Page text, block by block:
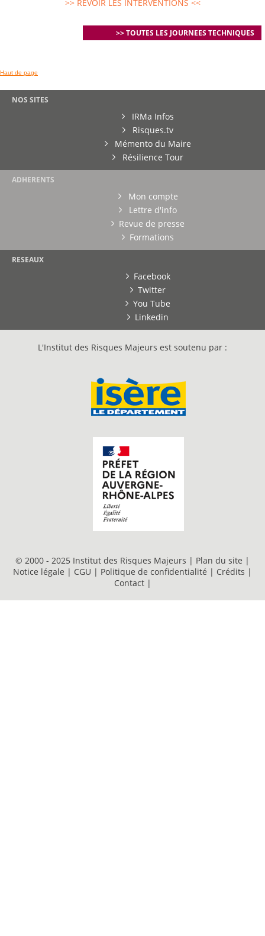
>> REVOIR LES INTERVENTIONS <<
>> TOUTES LES JOURNEES TECHNIQUES
Haut de page
NOS SITES
IRMa Infos
Risques.tv
Mémento du Maire
Résilience Tour
ADHERENTS
Mon compte
Lettre d'info
Revue de presse
Formations
RESEAUX
Facebook
Twitter
You Tube
Linkedin
L'Institut des Risques Majeurs est soutenu par :
© 2000 - 2025 Institut des Risques Majeurs | Plan du site |
Notice légale | CGU | Politique de confidentialité | Crédits |
Contact |